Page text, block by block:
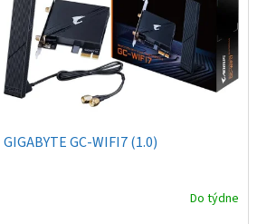
GIGABYTE GC-WIFI7 (1.0)
Do týdne